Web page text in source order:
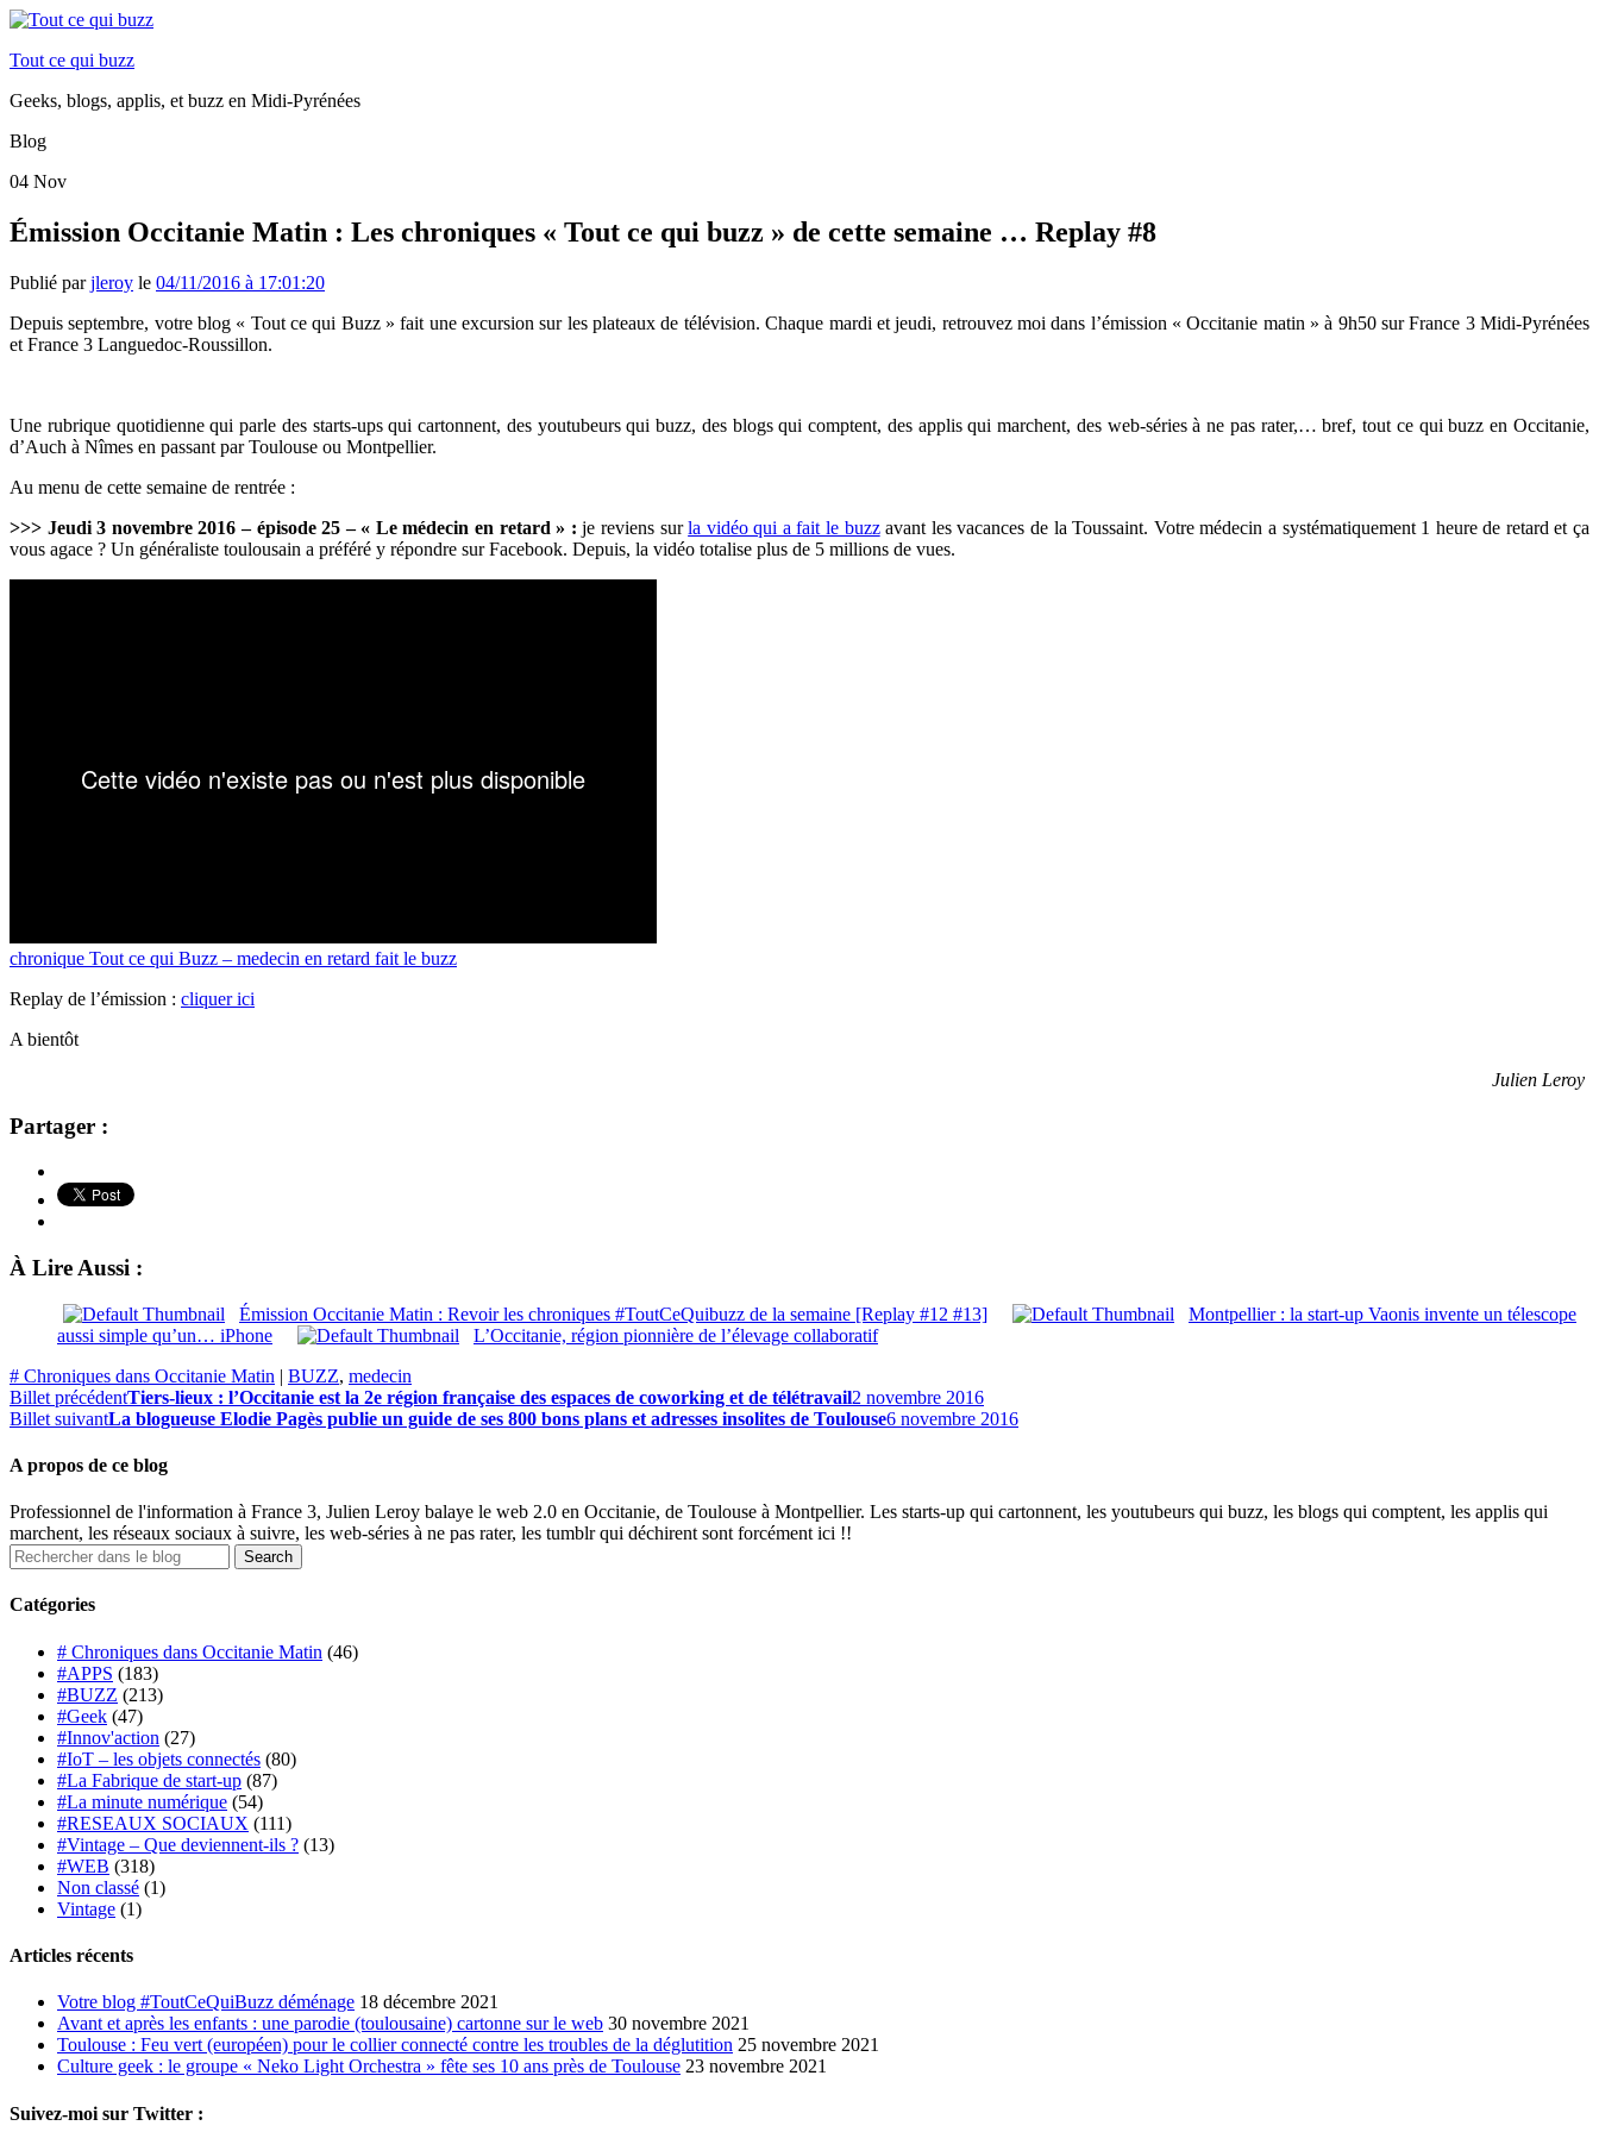
Tout ce qui buzz
Geeks, blogs, applis, et buzz en Midi-Pyrénées
Blog
04 Nov
Émission Occitanie Matin : Les chroniques « Tout ce qui buzz » de cette semaine … Replay #8
Publié parjleroy le 04/11/2016 à 17:01:20
Depuis septembre, votre blog « Tout ce qui Buzz » fait une excursion sur les plateaux de télévision. Chaque mardi et jeudi, retrouvez moi dans l’émission « Occitanie matin » à 9h50 sur France 3 Midi-Pyrénées
et France 3 Languedoc-Roussillon.
Une rubrique quotidienne qui parle des starts-ups qui cartonnent, des youtubeurs qui buzz, des blogs qui comptent, des applis qui marchent, des web-séries à ne pas rater,… bref, tout ce qui buzz en Occitanie,
d’Auch à Nîmes en passant par Toulouse ou Montpellier.
Au menu de cette semaine de rentrée :
>>> Jeudi 3 novembre 2016 – épisode 25 – « Le médecin en retard » :je reviens surla vidéo qui a fait le buzzavant les vacances de la Toussaint. Votre médecin a systématiquement 1 heure de retard et ça
vous agace ? Un généraliste toulousain a préféré y répondre sur Facebook. Depuis, la vidéo totalise plus de 5 millions de vues.
chronique Tout ce qui Buzz – medecin en retard fait le buzz
Replay de l’émission : cliquer ici
A bientôt
Julien Leroy
Partager :
À Lire Aussi :
Émission Occitanie Matin : Revoir les chroniques #ToutCeQuibuzz de la semaine [Replay #12 #13]
Montpellier : la start-up Vaonis invente un télescope
aussi simple qu’un… iPhone
L’Occitanie, région pionnière de l’élevage collaboratif
# Chroniques dans Occitanie Matin | BUZZ, medecin
Billet précédentTiers-lieux : l’Occitanie est la 2e région française des espaces de coworking et de télétravail2 novembre 2016
Billet suivantLa blogueuse Elodie Pagès publie un guide de ses 800 bons plans et adresses insolites de Toulouse6 novembre 2016
A propos de ce blog
Professionnel de l'information à France 3, Julien Leroy balaye le web 2.0 en Occitanie, de Toulouse à Montpellier. Les starts-up qui cartonnent, les youtubeurs qui buzz, les blogs qui comptent, les applis qui
marchent, les réseaux sociaux à suivre, les web-séries à ne pas rater, les tumblr qui déchirent sont forcément ici !!
Catégories
# Chroniques dans Occitanie Matin (46)
#APPS (183)
#BUZZ (213)
#Geek (47)
#Innov'action (27)
#IoT – les objets connectés (80)
#La Fabrique de start-up (87)
#La minute numérique (54)
#RESEAUX SOCIAUX (111)
#Vintage – Que deviennent-ils ? (13)
#WEB (318)
Non classé (1)
Vintage (1)
Articles récents
Votre blog #ToutCeQuiBuzz déménage 18 décembre 2021
Avant et après les enfants : une parodie (toulousaine) cartonne sur le web 30 novembre 2021
Toulouse : Feu vert (européen) pour le collier connecté contre les troubles de la déglutition 25 novembre 2021
Culture geek : le groupe « Neko Light Orchestra » fête ses 10 ans près de Toulouse 23 novembre 2021
Suivez-moi sur Twitter :